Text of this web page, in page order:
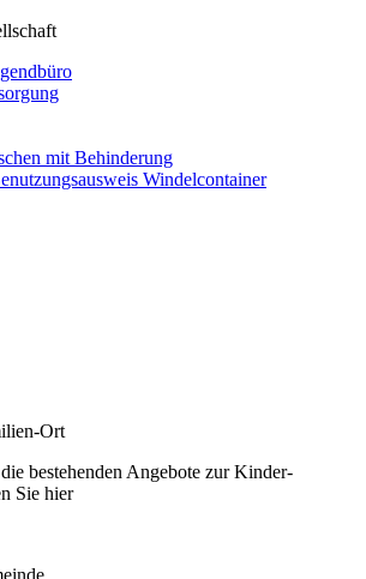
mit Behinderung
Windelcontainer
Ort
bestehenden Angebote zur Kinder-
Sie hier